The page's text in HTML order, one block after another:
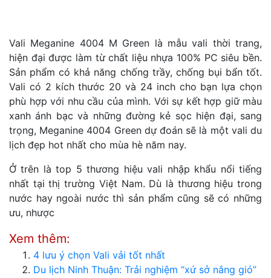
Vali Meganine 4004 M Green là mẫu vali thời trang,
hiện đại được làm từ chất liệu nhựa 100% PC siêu bền.
Sản phẩm có khả năng chống trầy, chống bụi bẩn tốt.
Vali có 2 kích thước 20 và 24 inch cho bạn lựa chọn
phù hợp với nhu cầu của mình. Với sự kết hợp giữ màu
xanh ánh bạc và những đường kẻ sọc hiện đại, sang
trọng, Meganine 4004 Green dự đoán sẽ là một vali du
lịch đẹp hot nhất cho mùa hè năm nay.
Ở trên là top 5 thương hiệu vali nhập khẩu nổi tiếng
nhất tại thị trường Việt Nam. Dù là thương hiệu trong
nước hay ngoài nước thì sản phẩm cũng sẽ có những
ưu, nhược
Xem thêm:
4 lưu ý chọn Vali vải tốt nhất
Du lịch Ninh Thuận: Trải nghiệm “xứ sở nắng gió”